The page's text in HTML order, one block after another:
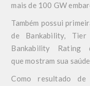
mais de 100 GW
Também possui
de Bankability,
Bankability Rating
que mostram sua
Como resultado de